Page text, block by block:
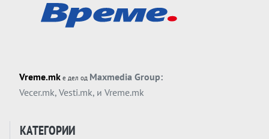
Tема
ДЛАБОКО УДОЛУ: Сметководствените
АТОМСКО ДОМИНО НА БЛИСКИОТ
ИСТОК
Vreme.mk е дел од Maxmedia Group:
Vecer.mk, Vesti.mk, и Vreme.mk
КАТЕГОРИИ